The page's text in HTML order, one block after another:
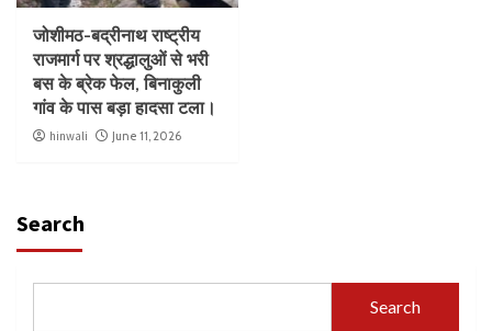
जोशीमठ-बद्रीनाथ राष्ट्रीय
राजमार्ग पर श्रद्धालुओं से भरी
बस के ब्रेक फेल, बिनाकुली
गांव के पास बड़ा हादसा टला।
hinwali June 11, 2026
Search
Search